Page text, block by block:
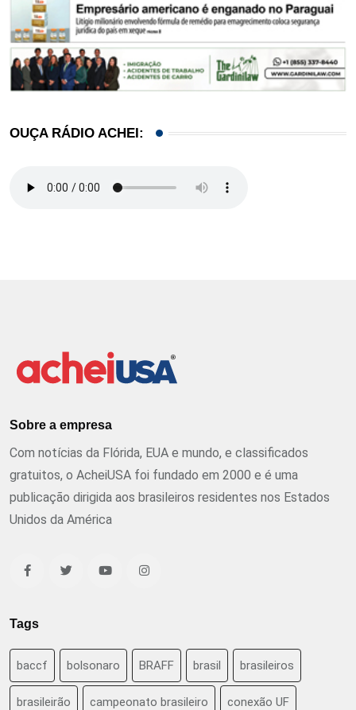
OUÇA RÁDIO ACHEI:
Sobre a empresa
Com notícias da Flórida, EUA e mundo, e classificados
gratuitos, o AcheiUSA foi fundado em 2000 e é uma
publicação dirigida aos brasileiros residentes nos Estados
Unidos da América
Tags
baccf bolsonaro BRAFF brasil brasileiros
brasileirão campeonato brasileiro conexão UF